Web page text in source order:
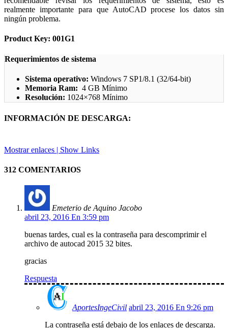
realmente importante para que AutoCAD procese los datos sin
ningún problema.
Product Key: 001G1
Requerimientos de sistema
Sistema operativo: Windows 7 SP1/8.1 (32/64-bit)
Memoria Ram: 4 GB Mínimo
Resolución: 1024×768 Mínimo
INFORMACIÓN DE DESCARGA:
Mostrar enlaces | Show Links
312 COMENTARIOS
Emeterio de Aquino Jacobo
abril 23, 2016 En 3:59 pm
buenas tardes, cual es la contraseña para descomprimir el
archivo de autocad 2015 32 bites.
gracias
Respuesta
AportesIngeCivil abril 23, 2016 En 9:26 pm
La contraseña está debajo de los enlaces de descarga.